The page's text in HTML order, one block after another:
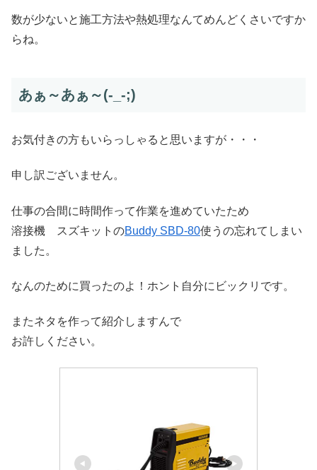
数が少ないと施工方法や熱処理なんてめんどくさいですか
らね。
あぁ～あぁ～(-_-;)
お気付きの方もいらっしゃると思いますが・・・
申し訳ございません。
仕事の合間に時間作って作業を進めていたため
溶接機 スズキットのBuddy SBD-80使うの忘れてしまい
ました。
なんのために買ったのよ！ホント自分にビックリです。
またネタを作って紹介しますんで
お許しください。